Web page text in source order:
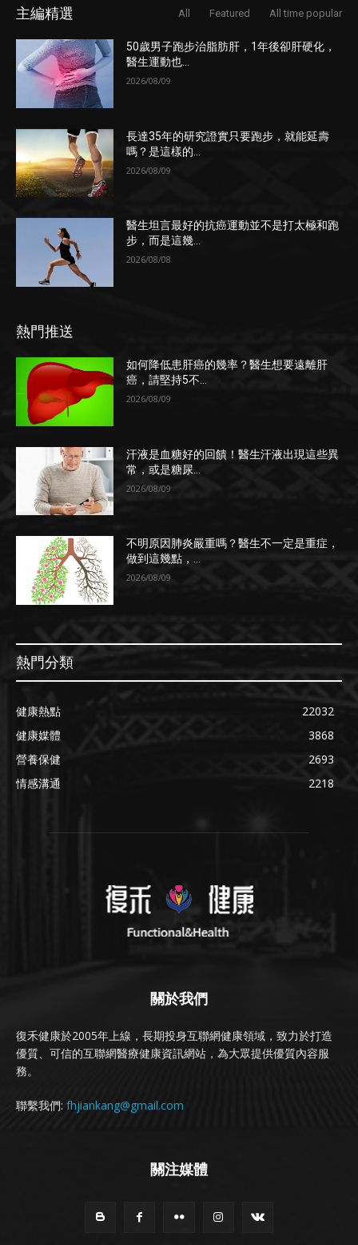
主編精選 All Featured All time popular
50歲男子跑步治脂肪肝，1年後卻肝硬化，
醫生運動也...
2026/08/09
長達35年的研究證實只要跑步，就能延壽
嗎？是這樣的...
2026/08/09
醫生坦言最好的抗癌運動並不是打太極和跑
步，而是這幾...
2026/08/08
熱門推送
如何降低患肝癌的幾率？醫生想要遠離肝
癌，請堅持5不...
2026/08/09
汗液是血糖好的回饋！醫生汗液出現這些異
常，或是糖尿...
2026/08/09
不明原因肺炎嚴重嗎？醫生不一定是重症，
做到這幾點，...
2026/08/09
熱門分類
健康熱點
22032
健康媒體
3868
營養保健
2693
情感溝通
2218
關於我們
復禾健康於2005年上線，長期投身互聯網健康領域，致力於打造
優質、可信的互聯網醫療健康資訊網站，為大眾提供優質內容服
務。
聯繫我們: fhjiankang@gmail.com
關注媒體